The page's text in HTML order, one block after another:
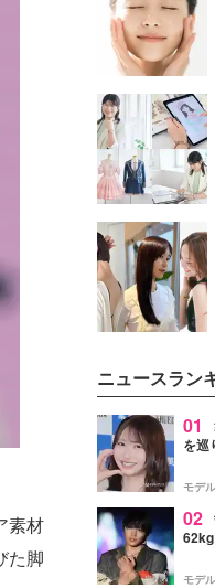
素材
た脚
ニュースラン
01
を巡
モデ
02
「か
モデ